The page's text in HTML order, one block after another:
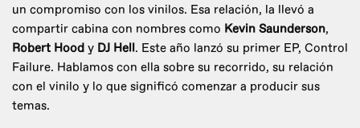
un compromiso con los vinilos. Esa relación, la llevó a
compartir cabina con nombres como Kevin Saunderson,
Robert Hood y DJ Hell. Este año lanzó su primer EP, Control
Failure. Hablamos con ella sobre su recorrido, su relación
con el vinilo y lo que significó comenzar a producir sus
temas.